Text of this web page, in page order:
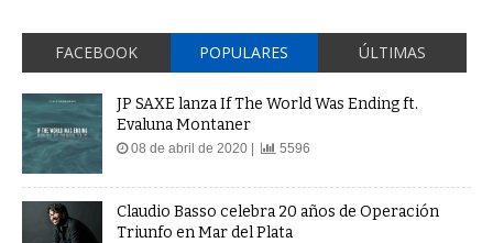
FACEBOOK POPULARES ÚLTIMAS
JP SAXE lanza If The World Was Ending ft.
Evaluna Montaner
08 de abril de 2020 | 5596
Claudio Basso celebra 20 años de Operación
Triunfo en Mar del Plata